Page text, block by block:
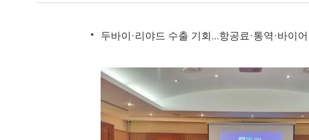
두바이·리야드 수출 기회...항공료·통역·바이